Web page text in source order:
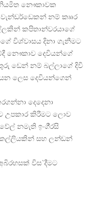
නියමිත නෞකාවක
නම් කෲර
කපිතාන්වරයාගේ
විශ්වාසය දිනා ගැනීමට
නෞකාව දෙවියන්ගේ
ඩෙන් නම් බල්ලාගේ දිවි
ලෙස දෙවියන්ගෙන්
දෙදෙනා
උපකාර කිරීමට ලොව
නමැති ඉංගී‍්‍රසි
කල්ලියකින් සහ ලන්ඩන්
විස`දීමට